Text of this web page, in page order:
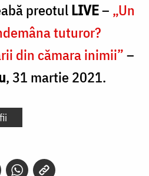
preotulLIVE– „Un
tuturor?
din cămara inimii”–
, 31 martie 2021.